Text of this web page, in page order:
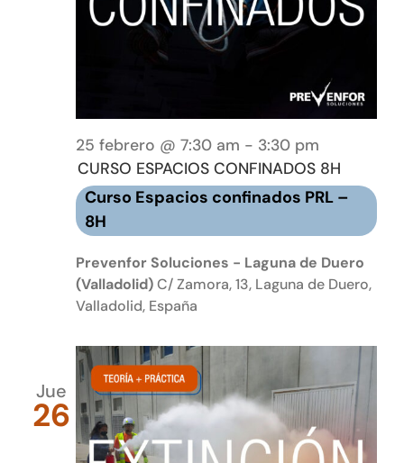
25 febrero @ 7:30 am - 3:30 pm
CURSO ESPACIOS CONFINADOS 8H
Curso Espacios confinados PRL –
8H
Prevenfor Soluciones - Laguna de Duero
(Valladolid)C/ Zamora, 13, Laguna de Duero,
Valladolid, España
Jue
26